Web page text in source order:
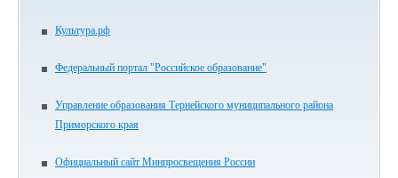
Культура.рф
Федеральный портал "Российское образование"
Управление образования Тернейского муниципального района
Приморского края
Официальный сайт Минпросвещения России